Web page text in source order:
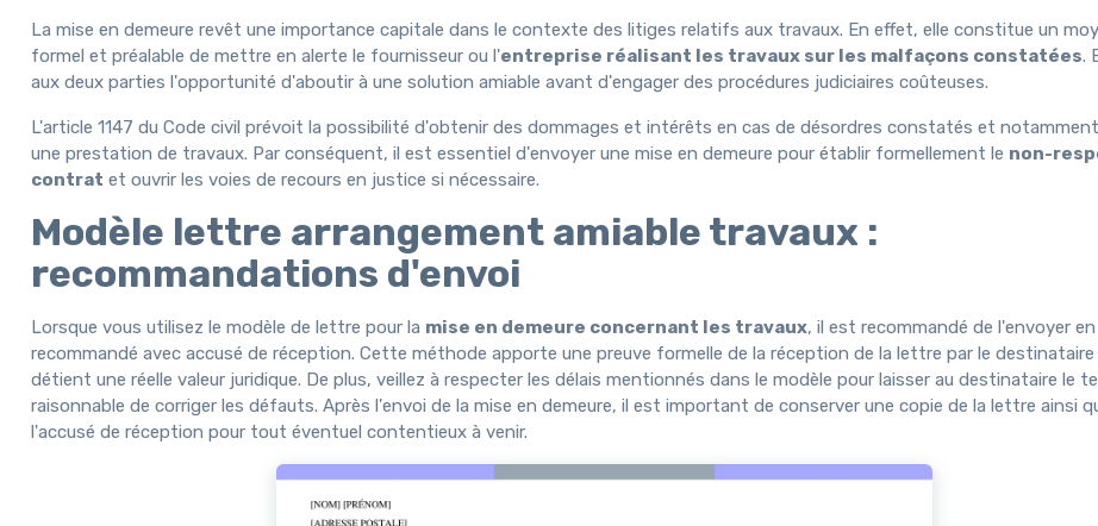
La mise en demeure revêt une importance capitale dans le contexte des litiges relatifs aux travaux. En effet, elle constitue un
formel et préalable de mettre en alerte le fournisseur ou l'entreprise réalisant les travaux sur les malfaçons constatées.
aux deux parties l'opportunité d'aboutir à une solution amiable avant d'engager des procédures judiciaires coûteuses.
L'article 1147 du Code civil prévoit la possibilité d'obtenir des dommages et intérêts en cas de désordres constatés et
une prestation de travaux. Par conséquent, il est essentiel d'envoyer une mise en demeure pour établir formellement le non-
contrat et ouvrir les voies de recours en justice si nécessaire.
Modèle lettre arrangement amiable travaux :
recommandations d'envoi
Lorsque vous utilisez le modèle de lettre pour la mise en demeure concernant les travaux, il est recommandé de l'envoyer en
recommandé avec accusé de réception. Cette méthode apporte une preuve formelle de la réception de la lettre par le
détient une réelle valeur juridique. De plus, veillez à respecter les délais mentionnés dans le modèle pour laisser au destinataire le
raisonnable de corriger les défauts. Après l'envoi de la mise en demeure, il est important de conserver une copie de la lettre ainsi
l'accusé de réception pour tout éventuel contentieux à venir.